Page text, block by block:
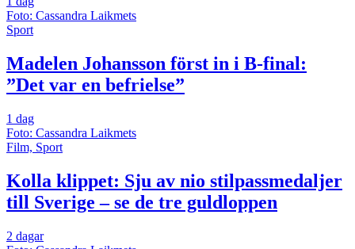
Foto: Cassandra Laikmets
Sport
Madelen Johansson först in i B-final:
”Det var en befrielse”
1 dag
Foto: Cassandra Laikmets
Film, Sport
Kolla klippet: Sju av nio stilpassmedaljer
till Sverige – se de tre guldloppen
2 dagar